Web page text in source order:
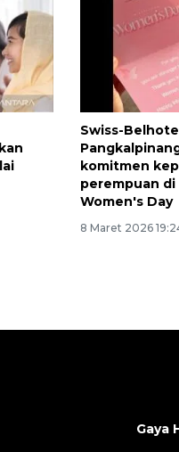
Swiss-
komitmen
perempuan
Women's Day
8 Maret 2026
Gaya